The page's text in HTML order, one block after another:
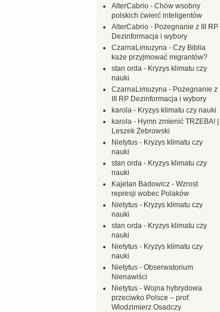
AlterCabrio - Chów wsobny
polskich ćwierć inteligentów
AlterCabrio - Pożegnanie z III RP
Dezinformacja i wybory
CzarnaLimuzyna - Czy Biblia
każe przyjmować migrantów?
stan orda - Kryzys klimatu czy
nauki
CzarnaLimuzyna - Pożegnanie z
III RP Dezinformacja i wybory
karola - Kryzys klimatu czy nauki
karola - Hymn zmienić TRZEBA! |
Leszek Żebrowski
Nietytus - Kryzys klimatu czy
nauki
stan orda - Kryzys klimatu czy
nauki
Kajetan Badowicz - Wzrost
represji wobec Polaków
Nietytus - Kryzys klimatu czy
nauki
stan orda - Kryzys klimatu czy
nauki
Nietytus - Kryzys klimatu czy
nauki
Nietytus - Obserwatorium
Nienawiści
Nietytus - Wojna hybrydowa
przeciwko Polsce – prof.
Włodzimierz Osadczy